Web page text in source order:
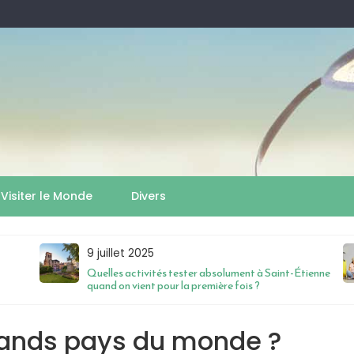
Visiter le Monde Divers
9 juillet 2025
Quelles activités tester absolument à Saint-Étienne
quand on vient pour la première fois ?
pays du monde ?